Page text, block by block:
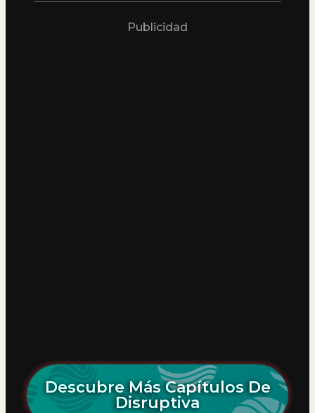
Publicidad
Descubre Más Capítulos De
Disruptiva